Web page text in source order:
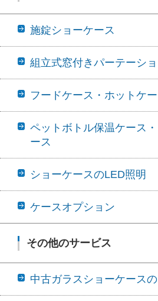
施錠ショーケース
組立式窓付きパーテーシ
フードケース・ホットケ
ペットボトル保温ケース
ース
ショーケースのLED照明
ケースオプション
その他のサービス
中古ガラスショーケース